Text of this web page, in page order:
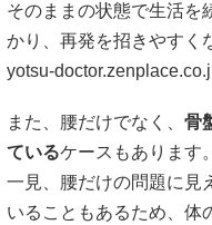
そのままの状態で生活を
かり、再発を招きやすく
yotsu-
また、腰だけでなく、 骨
ているケースもあります。
一見、腰だけの問題に見
いることもあるため、体